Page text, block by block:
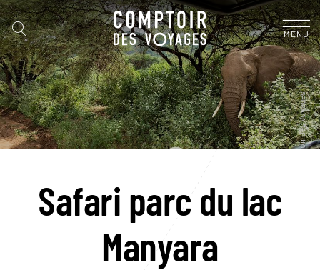
MENU
Safari parc du lac
Manyara